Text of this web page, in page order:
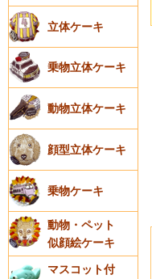
立体ケーキ
乗物立体ケーキ
動物立体ケーキ
顔型立体ケーキ
乗物ケーキ
動物・ペット
似顔絵ケーキ
マスコット付